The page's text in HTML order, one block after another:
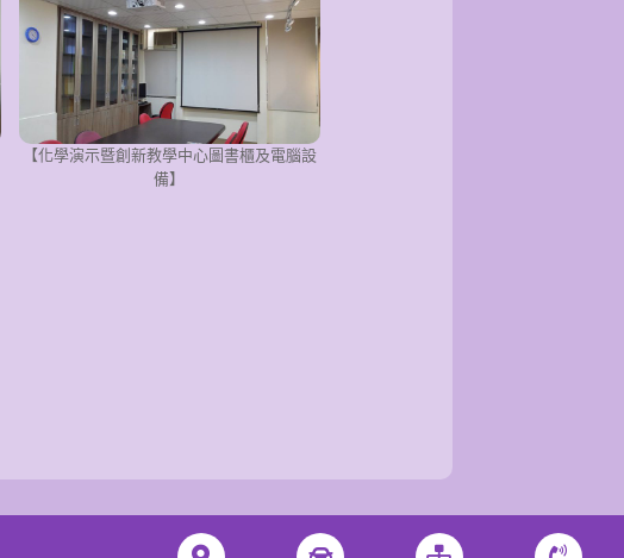
【化學演示暨創新教學中心圖書櫃及電腦設
備】